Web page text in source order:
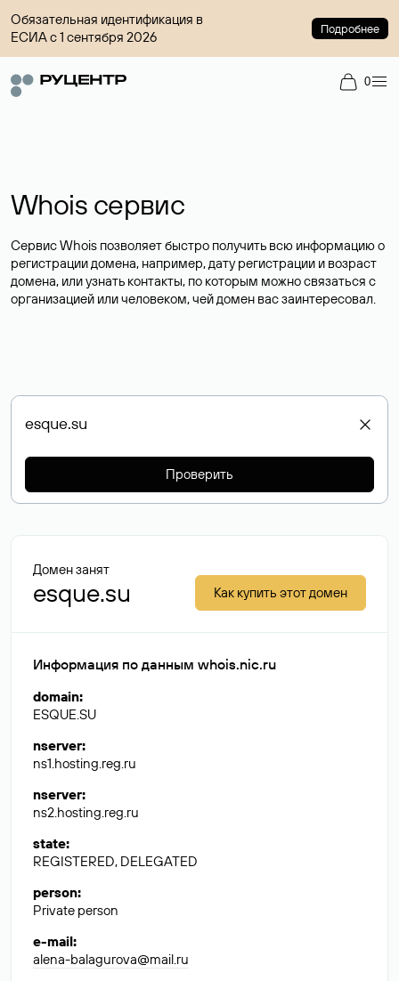
Обязательная идентификация в
ЕСИА с 1 сентября 2026
Подробнее
0
Whois сервис
Сервис Whois позволяет быстро получить всю информацию о
регистрации домена, например, дату регистрации и возраст
домена, или узнать контакты, по которым можно связаться с
организацией или человеком, чей домен вас заинтересовал.
Проверить
Домен занят
esque.su Как купить этот домен
Информация по данным whois.nic.ru
domain:
ESQUE.SU
nserver:
ns1.hosting.reg.ru
nserver:
ns2.hosting.reg.ru
state:
REGISTERED, DELEGATED
person:
Private person
e-mail:
alena-balagurova@mail.ru